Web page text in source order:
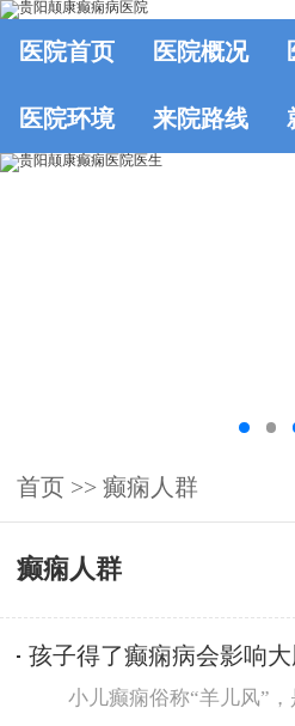
医院首页 医院概况
医院环境 来院路线
首页 >> 癫痫人群
癫痫人群
孩子得了癫痫病会影响
小儿癫痫俗称“羊儿风”